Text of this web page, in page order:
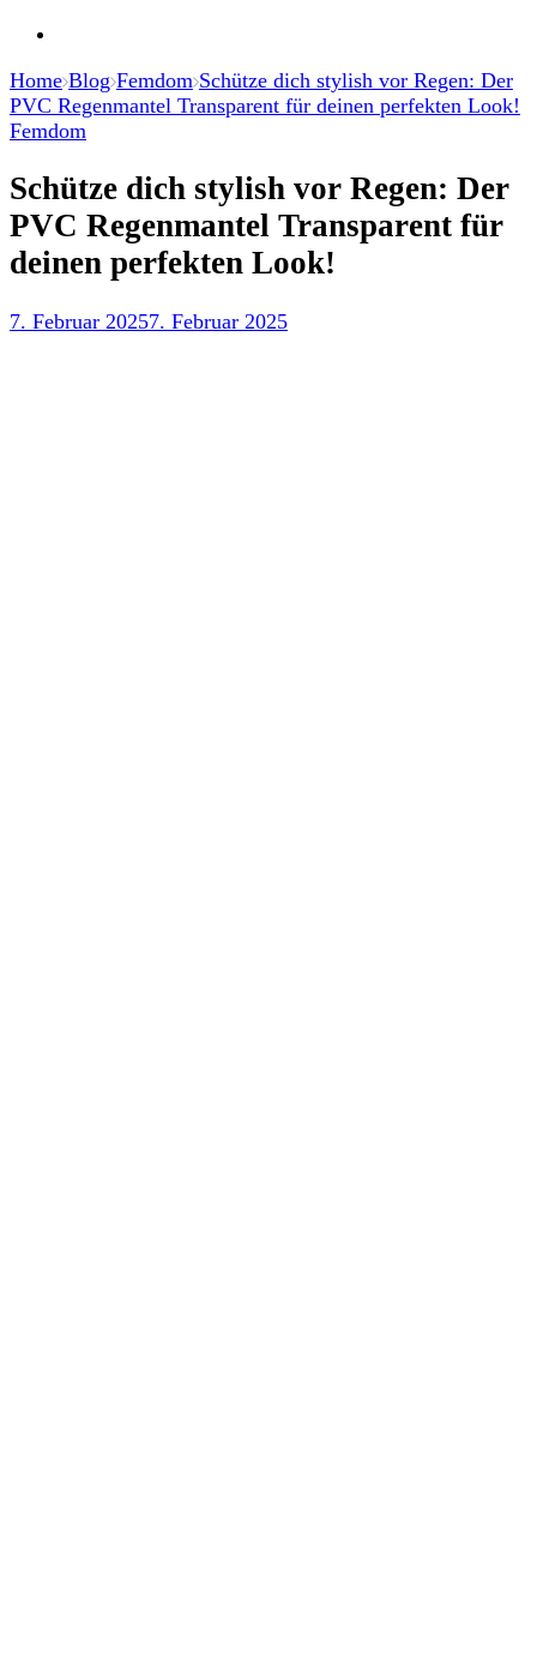
Home Blog Femdom Schütze dich stylish vor Regen: Der
PVC Regenmantel Transparent für deinen perfekten Look!
Femdom
Schütze dich stylish vor Regen: Der
PVC Regenmantel Transparent für
deinen perfekten Look!
7. Februar 20257. Februar 2025